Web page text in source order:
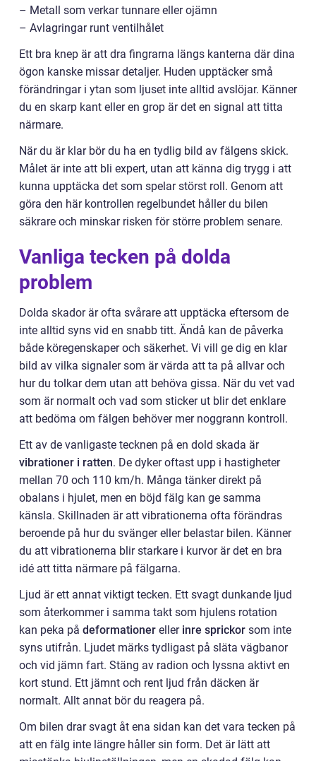
– Metall som verkar tunnare eller ojämn
– Avlagringar runt ventilhålet
Ett bra knep är att dra fingrarna längs kanterna där dina
ögon kanske missar detaljer. Huden upptäcker små
förändringar i ytan som ljuset inte alltid avslöjar. Känner
du en skarp kant eller en grop är det en signal att titta
närmare.
När du är klar bör du ha en tydlig bild av fälgens skick.
Målet är inte att bli expert, utan att känna dig trygg i att
kunna upptäcka det som spelar störst roll. Genom att
göra den här kontrollen regelbundet håller du bilen
säkrare och minskar risken för större problem senare.
Vanliga tecken på dolda
problem
Dolda skador är ofta svårare att upptäcka eftersom de
inte alltid syns vid en snabb titt. Ändå kan de påverka
både köregenskaper och säkerhet. Vi vill ge dig en klar
bild av vilka signaler som är värda att ta på allvar och
hur du tolkar dem utan att behöva gissa. När du vet vad
som är normalt och vad som sticker ut blir det enklare
att bedöma om fälgen behöver mer noggrann kontroll.
Ett av de vanligaste tecknen på en dold skada är
vibrationer i ratten. De dyker oftast upp i hastigheter
mellan 70 och 110 km/h. Många tänker direkt på
obalans i hjulet, men en böjd fälg kan ge samma
känsla. Skillnaden är att vibrationerna ofta förändras
beroende på hur du svänger eller belastar bilen. Känner
du att vibrationerna blir starkare i kurvor är det en bra
idé att titta närmare på fälgarna.
Ljud är ett annat viktigt tecken. Ett svagt dunkande ljud
som återkommer i samma takt som hjulens rotation
kan peka på deformationer eller inre sprickor som inte
syns utifrån. Ljudet märks tydligast på släta vägbanor
och vid jämn fart. Stäng av radion och lyssna aktivt en
kort stund. Ett jämnt och rent ljud från däcken är
normalt. Allt annat bör du reagera på.
Om bilen drar svagt åt ena sidan kan det vara tecken på
att en fälg inte längre håller sin form. Det är lätt att